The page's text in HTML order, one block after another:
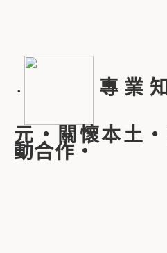
‧ 專業
元‧關懷本土
動合作‧